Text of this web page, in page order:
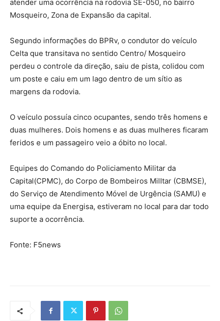
atender uma ocorrência na rodovia SE-050, no bairro
Mosqueiro, Zona de Expansão da capital.
Segundo informações do BPRv, o condutor do veículo
Celta que transitava no sentido Centro/ Mosqueiro
perdeu o controle da direção, saiu de pista, colidou com
um poste e caiu em um lago dentro de um sítio as
margens da rodovia.
O veículo possuía cinco ocupantes, sendo três homens e
duas mulheres. Dois homens e as duas mulheres ficaram
feridos e um passageiro veio a óbito no local.
Equipes do Comando do Policiamento Militar da
Capital(CPMC), do Corpo de Bombeiros MilItar (CBMSE),
do Serviço de Atendimento Móvel de Urgência (SAMU) e
uma equipe da Energisa, estiveram no local para dar todo
suporte a ocorrência.
Fonte: F5news